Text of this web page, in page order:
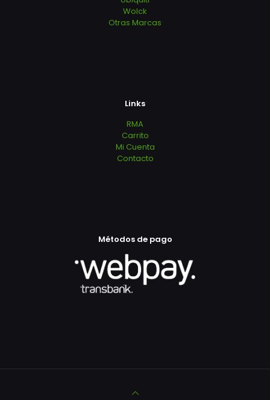
Wolck
Otras Marcas
Links
RMA
Carrito
Mi Cuenta
Contacto
Métodos de pago